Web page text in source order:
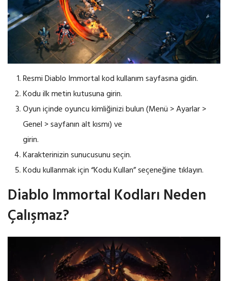
Resmi Diablo Immortal kod kullanım sayfasına gidin.
Kodu ilk metin kutusuna girin.
Oyun içinde oyuncu kimliğinizi bulun (Menü > Ayarlar >
Genel > sayfanın alt kısmı) ve
girin.
Karakterinizin sunucusunu seçin.
Kodu kullanmak için “Kodu Kullan” seçeneğine tıklayın.
Diablo lmmortal Kodları Neden
Çalışmaz?